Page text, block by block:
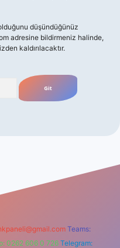
düşündüğünüz
adresine bildirmeniz halinde,
kaldırılacaktır.
Teams:
0262 606 0 726 Telegram: